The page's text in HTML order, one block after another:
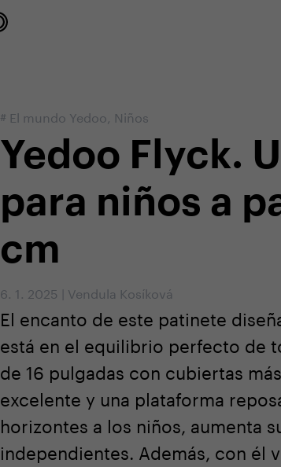
# El mundo Yedoo, Niños
Yedoo Flyck.
para niños a
cm
6. 1. 2025 Vendula Kosíková
El encanto de este patinete
está en el equilibrio perfecto de
de 16 pulgadas con cubiertas
excelente y una plataforma
horizontes a los niños, aumenta
independientes. Además, con él